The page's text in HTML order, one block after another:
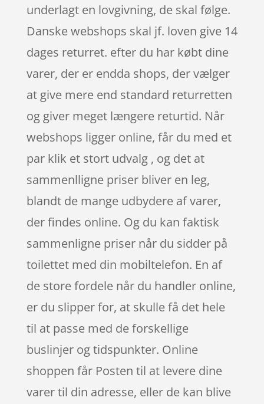
underlagt en lovgivning, de skal følge.
Danske webshops skal jf. loven give 14
dages returret. efter du har købt dine
varer, der er endda shops, der vælger
at give mere end standard returretten
og giver meget længere returtid. Når
webshops ligger online, får du med et
par klik et stort udvalg , og det at
sammenlligne priser bliver en leg,
blandt de mange udbydere af varer,
der findes online. Og du kan faktisk
sammenligne priser når du sidder på
toilettet med din mobiltelefon. En af
de store fordele når du handler online,
er du slipper for, at skulle få det hele
til at passe med de forskellige
buslinjer og tidspunkter. Online
shoppen får Posten til at levere dine
varer til din adresse, eller de kan blive